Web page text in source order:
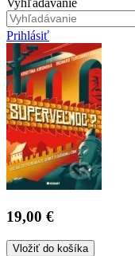
Vyhľadávanie
Prihlásiť
19,00 €
Vložiť do košíka